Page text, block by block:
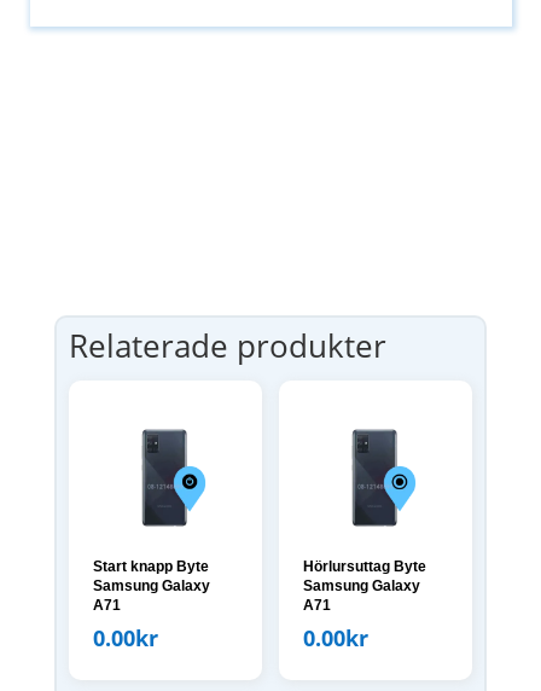
Relaterade produkter
Start knapp Byte
Samsung Galaxy
A71
0.00kr
Hörlursuttag Byte
Samsung Galaxy
A71
0.00kr